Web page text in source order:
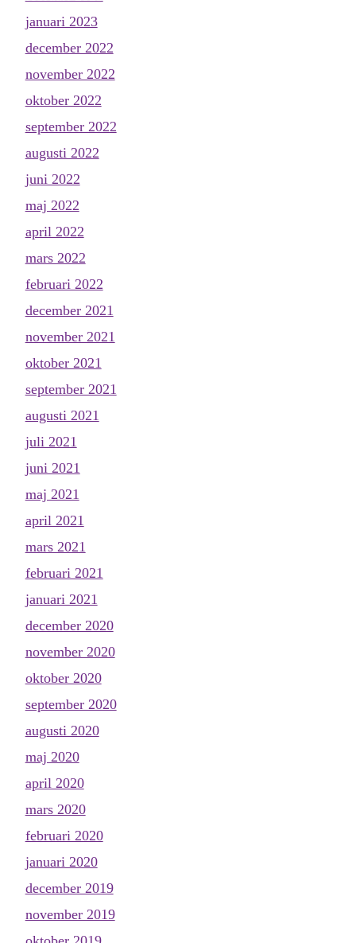
januari 2023
december 2022
november 2022
oktober 2022
september 2022
augusti 2022
juni 2022
maj 2022
april 2022
mars 2022
februari 2022
december 2021
november 2021
oktober 2021
september 2021
augusti 2021
juli 2021
juni 2021
maj 2021
april 2021
mars 2021
februari 2021
januari 2021
december 2020
november 2020
oktober 2020
september 2020
augusti 2020
maj 2020
april 2020
mars 2020
februari 2020
januari 2020
december 2019
november 2019